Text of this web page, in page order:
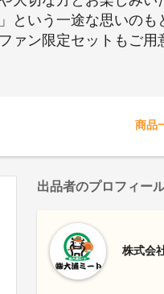
という一途な思いのも
ァン限定セットもご用
商品
出品者のプロフィー
株式会